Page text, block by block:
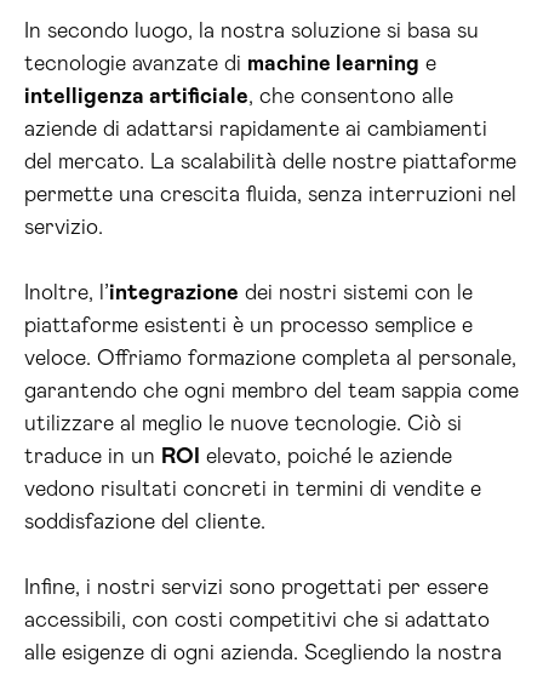
In secondo luogo, la nostra soluzione si basa su
tecnologie avanzate di machine learning e
intelligenza artificiale, che consentono alle
aziende di adattarsi rapidamente ai cambiamenti
del mercato. La scalabilità delle nostre piattaforme
permette una crescita fluida, senza interruzioni nel
servizio.
Inoltre, l’integrazione dei nostri sistemi con le
piattaforme esistenti è un processo semplice e
veloce. Offriamo formazione completa al personale,
garantendo che ogni membro del team sappia come
utilizzare al meglio le nuove tecnologie. Ciò si
traduce in un ROI
elevato, poiché le aziende
vedono risultati concreti in termini di vendite e
soddisfazione del cliente.
Infine, i nostri servizi sono progettati per essere
accessibili, con costi competitivi che si adattato
alle esigenze di ogni azienda. Scegliendo la nostra